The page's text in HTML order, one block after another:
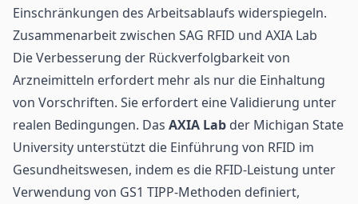
Einschränkungen des Arbeitsablaufs widerspiegeln.
Zusammenarbeit zwischen SAG RFID und AXIA Lab
Die Verbesserung der Rückverfolgbarkeit von
Arzneimitteln erfordert mehr als nur die Einhaltung
von Vorschriften. Sie erfordert eine Validierung unter
realen Bedingungen. Das AXIA Lab der Michigan State
University unterstützt die Einführung von RFID im
Gesundheitswesen, indem es die RFID-Leistung unter
Verwendung von GS1 TIPP-Methoden definiert,